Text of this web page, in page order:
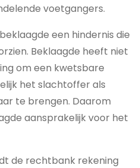
voetgangers.
een hindernis die
Beklaagde heeft niet
om een kwetsbare
het slachtoffer als
te brengen. Daarom
aansprakelijk voor het
de rechtbank rekening